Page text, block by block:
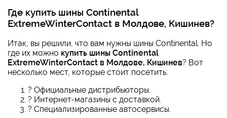
Где купить шины Continental
ExtremeWinterContact в Молдове, Кишинев?
Итак, вы решили, что вам нужны шины Continental. Но
где их можно купить шины Continental
ExtremeWinterContact в Молдове, Кишинев? Вот
несколько мест, которые стоит посетить:
? Официальные дистрибьюторы.
? Интернет-магазины с доставкой.
? Специализированные автосервисы.